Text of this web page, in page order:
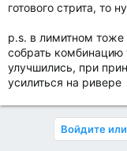
готового стрита, то
p.s. в лимитном тоже
собрать комбинацию
улучшились, при
усилиться на ривере
Войдите